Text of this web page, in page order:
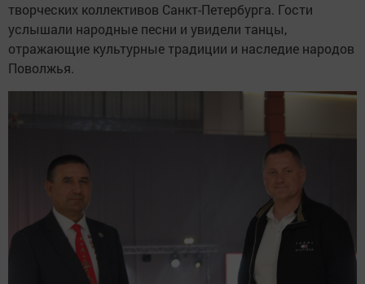
творческих коллективов Санкт-Петербурга. Гости
услышали народные песни и увидели танцы,
отражающие культурные традиции и наследие народов
Поволжья.